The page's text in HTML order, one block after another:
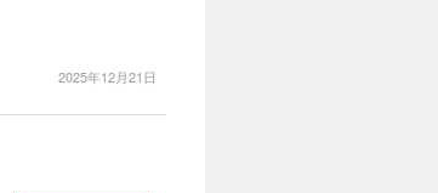
2025年12月21日